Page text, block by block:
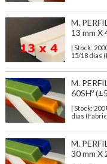
M.
13 mm X
| Stock:
15/18 días
M.
60SHº
| Stock: 200
días
M.
30 mm X